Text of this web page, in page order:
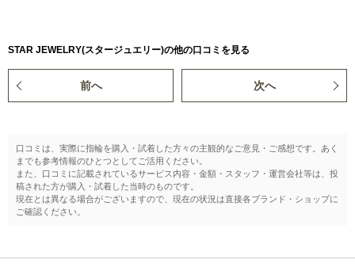
STAR JEWELRY(スタージュエリー)の他の口コミを見る
前へ 次へ
口コミは、実際に指輪を購入・試着した方々の主観的なご意見・ご感想です。あく
までも参考情報のひとつとしてご活用ください。
また、口コミに記載されているサービス内容・金額・スタッフ・運営会社等は、投
稿された方が購入・試着した当時のものです。
現在とは異なる場合がございますので、現在の状況は直接各ブランド・ショップに
ご確認ください。